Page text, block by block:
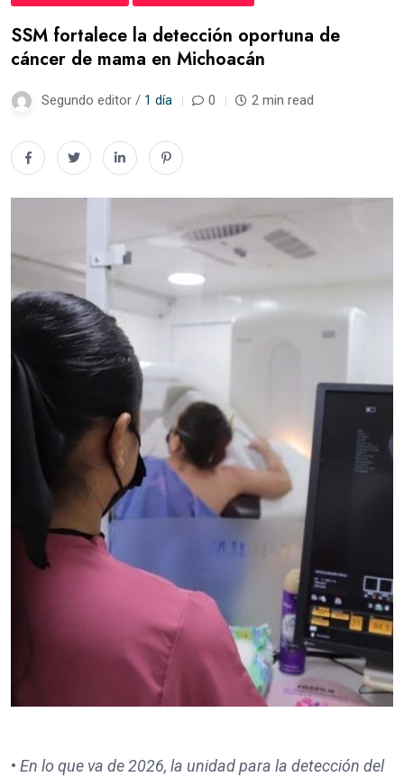
SSM fortalece la detección oportuna de
cáncer de mama en Michoacán
Segundo editor / 1 día 0 2 min read
•⁠ ⁠En lo que va de 2026, la unidad para la detección del